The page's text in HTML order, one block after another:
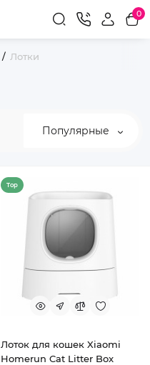
0
Лотки
Популярные
Top
Лоток для кошек Xiaomi
Homerun Cat Litter Box